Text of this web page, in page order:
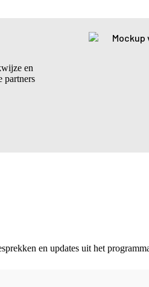
en
partners
en updates uit het